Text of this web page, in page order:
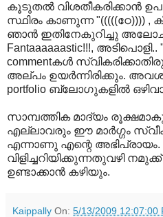
കൂടുതൽ വിശതീകരിക്കാൻ
സ്ഥിരം കാണുന്ന "(((((ഠേ)))) ,
ഞാൻ ഇതിനേകുറിച്ചു
Fantaaaaaastic!!!,
commentകൾ
അല്പം ഉയർന്നിരിക്കും.
portfolio ബ്ലോഗുകളിൽ
സാമ്പത്തിക മാദ്യം
എല്ലാവരും ഈ മാർഗ്ഗം
എന്നാണു എന്റെ
വിളിച്ചറിയിക്കുന്നതുവഴി നമുക്ക്
ഉണ്ടാക്കാൻ കഴിയും.
Kaippally On: 5/13/2009 12:07:00